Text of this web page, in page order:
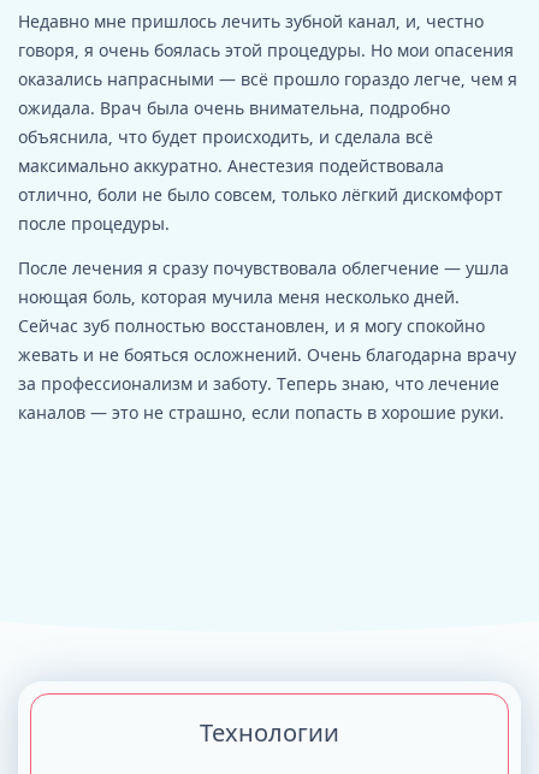
Недавно мне пришлось лечить зубной канал, и, честно
говоря, я очень боялась этой процедуры. Но мои опасения
оказались напрасными — всё прошло гораздо легче, чем я
ожидала. Врач была очень внимательна, подробно
объяснила, что будет происходить, и сделала всё
максимально аккуратно. Анестезия подействовала
отлично, боли не было совсем, только лёгкий дискомфорт
после процедуры.
После лечения я сразу почувствовала облегчение — ушла
ноющая боль, которая мучила меня несколько дней.
Сейчас зуб полностью восстановлен, и я могу спокойно
жевать и не бояться осложнений. Очень благодарна врачу
за профессионализм и заботу. Теперь знаю, что лечение
каналов — это не страшно, если попасть в хорошие руки.
Технологии